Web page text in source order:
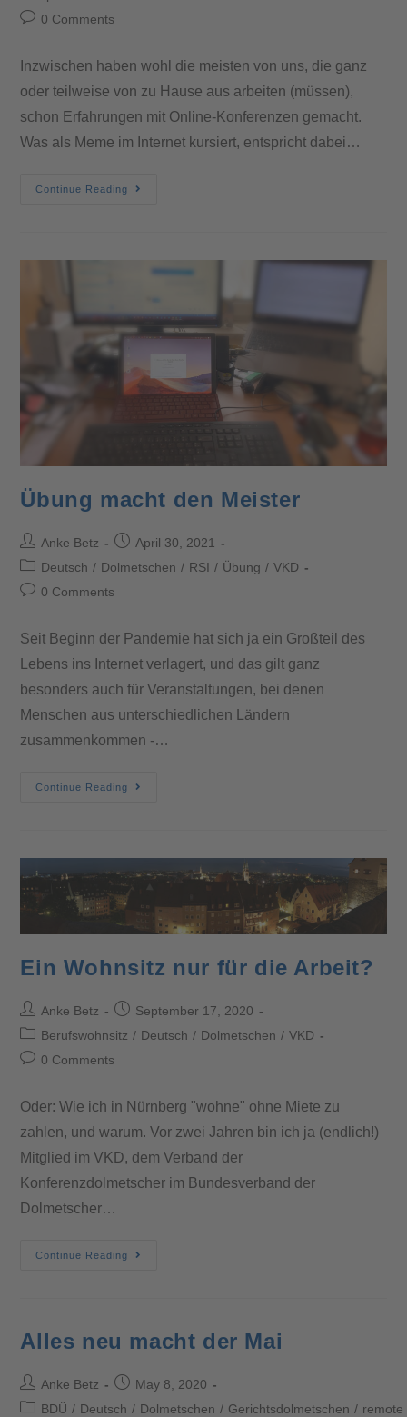
0 Comments
Inzwischen haben wohl die meisten von uns, die ganz
oder teilweise von zu Hause aus arbeiten (müssen),
schon Erfahrungen mit Online-Konferenzen gemacht.
Was als Meme im Internet kursiert, entspricht dabei…
Continue Reading
Übung macht den Meister
Anke Betz
April 30, 2021
Deutsch / Dolmetschen / RSI / Übung / VKD
0 Comments
Seit Beginn der Pandemie hat sich ja ein Großteil des
Lebens ins Internet verlagert, und das gilt ganz
besonders auch für Veranstaltungen, bei denen
Menschen aus unterschiedlichen Ländern
zusammenkommen -…
Continue Reading
Ein Wohnsitz nur für die Arbeit?
Anke Betz
September 17, 2020
Berufswohnsitz / Deutsch / Dolmetschen / VKD
0 Comments
Oder: Wie ich in Nürnberg "wohne" ohne Miete zu
zahlen, und warum. Vor zwei Jahren bin ich ja (endlich!)
Mitglied im VKD, dem Verband der
Konferenzdolmetscher im Bundesverband der
Dolmetscher…
Continue Reading
Alles neu macht der Mai
Anke Betz
May 8, 2020
BDÜ / Deutsch / Dolmetschen / Gerichtsdolmetschen / remote